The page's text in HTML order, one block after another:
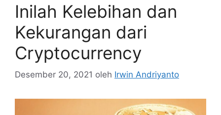
Inilah Kelebihan dan
Kekurangan dari
Cryptocurrency
Desember 20, 2021 oleh Irwin Andriyanto